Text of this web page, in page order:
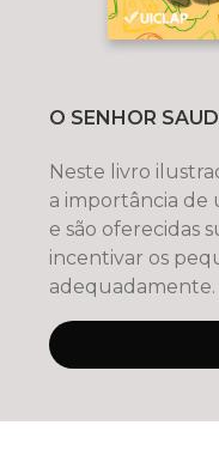
O SENHOR
Neste livro
a importância de
e são oferecidas
incentivar os
adequadamente.